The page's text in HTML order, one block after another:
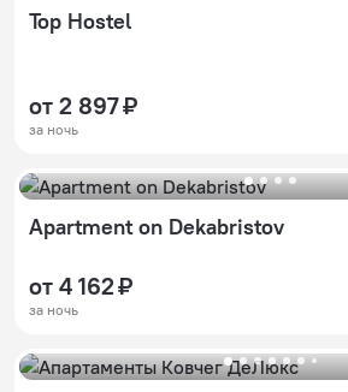
Top Hostel
от 2 897 ₽
за ночь
Apartment on Dekabristov
от 4 162 ₽
за ночь